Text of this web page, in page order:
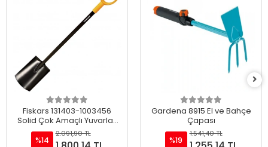
Fiskars 131403-1003456
Solid Çok Amaçlı Yuvarlak
Uçlu Bahçe Küreği
%14
2.091,90 TL
Gardena 8915 El ve Bahçe
Çapası
%19
1.541,40 TL